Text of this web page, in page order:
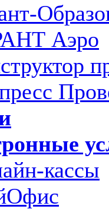
Аэро
кассы